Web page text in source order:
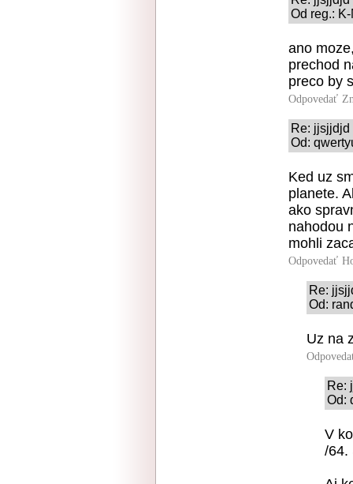
Od reg.:
ano
prechod
preco by
Odpovedať
Re: jjsjjdjd
Od:
Ked uz
planete.
ako
nahodou
mohli
Odpovedať
Re:
Od:
Uz na
Re:
Od:
V
/64.